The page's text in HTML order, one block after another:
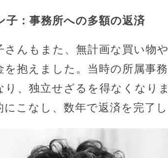
子：事務所への多額の返済
さんもまた、無計画な買い物
を抱えました。当時の所属事
り、独立せざるを得なくなり
にこなし、数年で返済を完了し